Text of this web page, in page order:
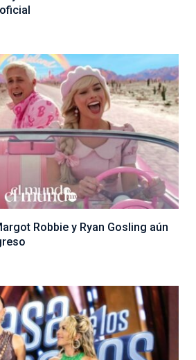
Robbie y Ryan Gosling aún